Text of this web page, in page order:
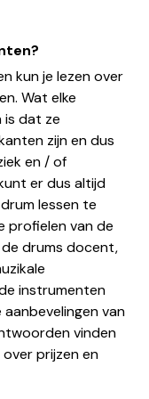
kun je lezen over
Wat elke
is dat ze
zijn en dus
en / of
er dus altijd
lessen te
profielen van de
drums docent,
instrumenten
van
vinden
prijzen en